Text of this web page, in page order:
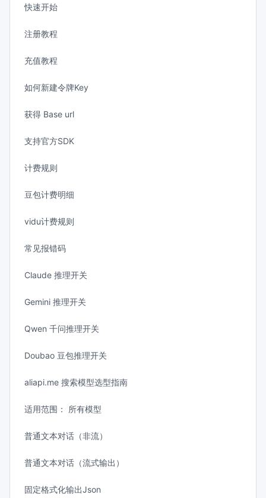
快速开始
注册教程
充值教程
如何新建令牌Key
获得 Base url
支持官方SDK
计费规则
豆包计费明细
vidu计费规则
常见报错码
Claude 推理开关
Gemini 推理开关
Qwen 千问推理开关
Doubao 豆包推理开关
aliapi.me 搜索模型选型指南
适用范围： 所有模型
普通文本对话（非流）
普通文本对话（流式输出）
固定格式化输出Json